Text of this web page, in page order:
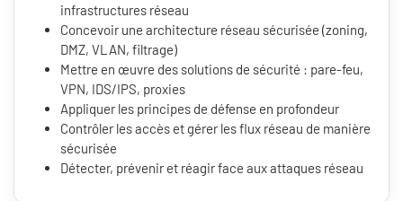
infrastructures réseau
Concevoir une architecture réseau sécurisée (zoning,
DMZ, VLAN, filtrage)
Mettre en œuvre des solutions de sécurité : pare-feu,
VPN, IDS/IPS, proxies
Appliquer les principes de défense en profondeur
Contrôler les accès et gérer les flux réseau de manière
sécurisée
Détecter, prévenir et réagir face aux attaques réseau